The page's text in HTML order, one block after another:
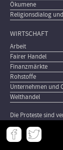
Ökumene
Religionsdialog
WIRTSCHAFT
Arbeit
Fairer Handel
Finanzmärkte
Rohstoffe
Unternehmen und
Welthandel
Die Proteste sind
Meta
-